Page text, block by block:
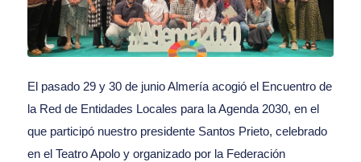
El pasado 29 y 30 de junio Almería acogió el Encuentro de
la Red de Entidades Locales para la Agenda 2030, en el
que participó nuestro presidente Santos Prieto, celebrado
en el Teatro Apolo y organizado por la Federación